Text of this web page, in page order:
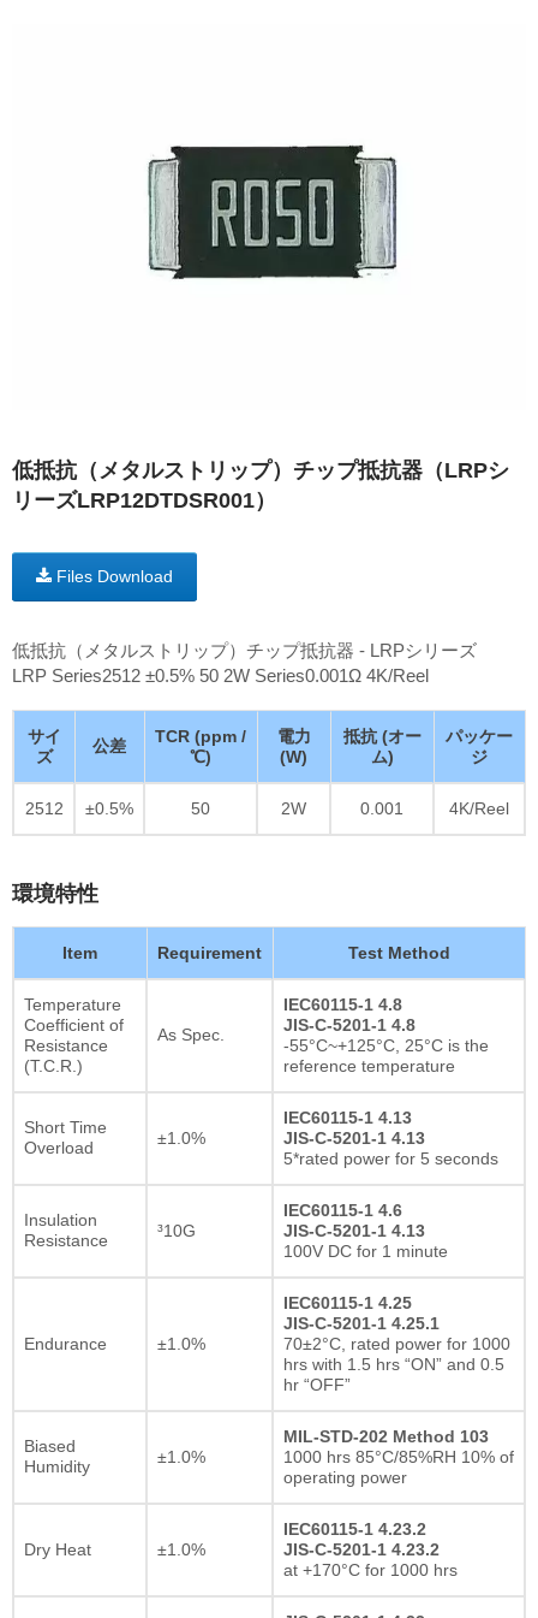
低抵抗（メタルストリップ）チップ抵抗器（LRPシ
リーズLRP12DTDSR001）
Files Download
低抵抗（メタルストリップ）チップ抵抗器 - LRPシリーズ
LRP Series2512 ±0.5% 50 2W Series0.001Ω 4K/Reel
サイ
ズ
公差
TCR (ppm /
℃)
電力
(W)
抵抗 (オー
ム)
パッケー
ジ
2512 ±0.5% 50 2W 0.001 4K/Reel
環境特性
Item Requirement Test Method
Temperature
Coefficient of
Resistance
(T.C.R.)
As Spec.
IEC60115-1 4.8
JIS-C-5201-1 4.8
-55°C~+125°C, 25°C is the
reference temperature
Short Time
Overload
±1.0%
IEC60115-1 4.13
JIS-C-5201-1 4.13
5*rated power for 5 seconds
Insulation
Resistance
³10G
IEC60115-1 4.6
JIS-C-5201-1 4.13
100V DC for 1 minute
Endurance ±1.0%
IEC60115-1 4.25
JIS-C-5201-1 4.25.1
70±2°C, rated power for 1000
hrs with 1.5 hrs “ON” and 0.5
hr “OFF”
Biased
Humidity
±1.0%
MIL-STD-202 Method 103
1000 hrs 85°C/85%RH 10% of
operating power
Dry Heat ±1.0%
IEC60115-1 4.23.2
JIS-C-5201-1 4.23.2
at +170°C for 1000 hrs